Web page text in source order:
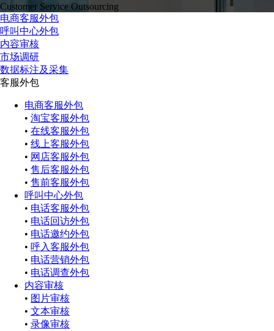
Customer Service Outsourcing
电商客服外包
呼叫中心外包
内容审核
市场调研
数据标注及采集
客服外包
电商客服外包
• 淘宝客服外包
• 在线客服外包
• 线上客服外包
• 网店客服外包
• 售后客服外包
• 售前客服外包
呼叫中心外包
• 电话客服外包
• 电话回访外包
• 电话邀约外包
• 呼入客服外包
• 电话营销外包
• 电话调查外包
内容审核
• 图片审核
• 文本审核
• 录像审核